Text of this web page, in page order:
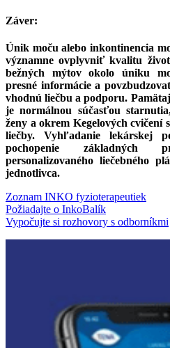
Záver:
Únik moču alebo inkontinencia
významne ovplyvniť kvalitu
bežných mýtov okolo úniku
presné informácie a
vhodnú liečbu a podporu.
je normálnou súčasťou
ženy a okrem Kegelových cvičení
liečby. Vyhľadanie lekárskej
pochopenie základných
personalizovaného liečebného
jednotlivca.
Zoznam INKO fyzioterapeutiek
Požiadajte o InkoBalík
Vypočujte si rozhovory s odborníkmi